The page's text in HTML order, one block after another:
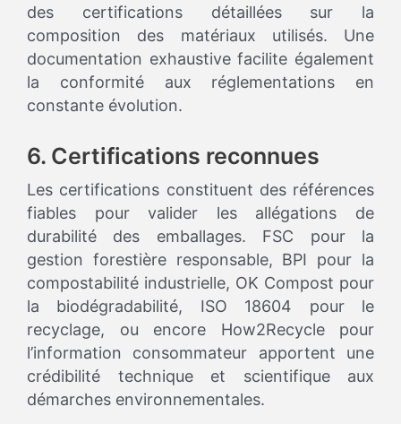
des certifications détaillées sur la
composition des matériaux utilisés. Une
documentation exhaustive facilite également
la conformité aux réglementations en
constante évolution.
6. Certifications reconnues
Les certifications constituent des références
fiables pour valider les allégations de
durabilité des emballages. FSC pour la
gestion forestière responsable, BPI pour la
compostabilité industrielle, OK Compost pour
la biodégradabilité, ISO 18604 pour le
recyclage, ou encore How2Recycle pour
l’information consommateur apportent une
crédibilité technique et scientifique aux
démarches environnementales.